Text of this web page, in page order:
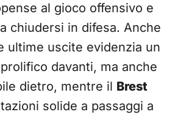
al gioco offensivo e
chiudersi in difesa. Anche
ultime uscite evidenzia un
davanti, ma anche
dietro, mentre il Brest
solide a passaggi a